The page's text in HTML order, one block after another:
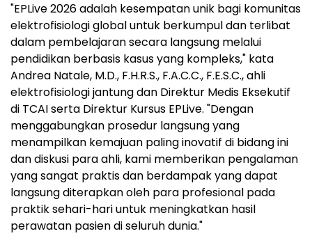
"EPLive 2026 adalah kesempatan unik bagi komunitas
elektrofisiologi global untuk berkumpul dan terlibat
dalam pembelajaran secara langsung melalui
pendidikan berbasis kasus yang kompleks," kata
Andrea Natale, M.D., F.H.R.S., F.A.C.C., F.E.S.C., ahli
elektrofisiologi jantung dan Direktur Medis Eksekutif
di TCAI serta Direktur Kursus EPLive. "Dengan
menggabungkan prosedur langsung yang
menampilkan kemajuan paling inovatif di bidang ini
dan diskusi para ahli, kami memberikan pengalaman
yang sangat praktis dan berdampak yang dapat
langsung diterapkan oleh para profesional pada
praktik sehari-hari untuk meningkatkan hasil
perawatan pasien di seluruh dunia."